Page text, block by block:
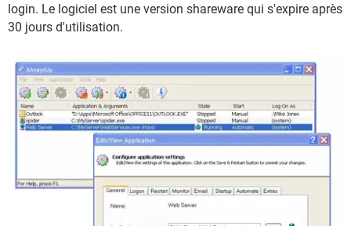
login. Le logiciel est une version shareware qui s'expire après
30 jours d'utilisation.